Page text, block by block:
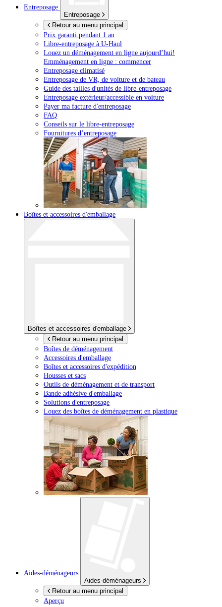
Entreposage
Entreposage
Retour au menu principal
Prix garanti pendant 1 an
Libre-entreposage à U-Haul
Louez un déménagement en ligne aujourd’hui!
Emménagement en ligne : commencer
Entreposage climatisé
Entreposage de VR, de voiture et de bateau
Guide des tailles d'unités de libre-entreposage
Entreposage extérieur/accessible en voiture
Payer ma facture d'entreposage
FAQ
Conseils sur le libre-entreposage
Fournitures d’entreposage
Boîtes et accessoires d'emballage
Boîtes et accessoires d'emballage
Retour au menu principal
Boîtes de déménagement
Accessoires d'emballage
Boîtes et accessoires d'expédition
Housses et sacs
Outils de déménagement et de transport
Bande adhésive d'emballage
Solutions d'entreposage
Louez des boîtes de déménagement en plastique
Aides-déménageurs
Aides-déménageurs
Retour au menu principal
Aperçu